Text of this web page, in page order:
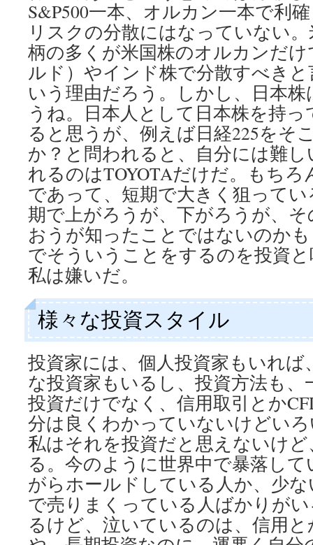
S&P500一本、オルカン一本で利
リスクの分散にはなっていない
柄の多くが米国株のオルカンだ
ルド）やインド株で分散すべき
いう理由だろう。しかし、日本
うね。日本人として日本株を持
ると思うが、例えば日経225をそ
か？と問われると、自分には難
れるのはTOYOTAだけだ。もち
であって、短期で大きく狙って
期で上がろうが、下がろうが、
おうが知ったことではないのか
でそういうことをするのを投資
私は嫌いだ。
様々な投資スタイル
投資家には、個人投資家もいれば
な投資家もいるし、投資方法も、
投資だけでなく、信用取引とか
分は良くわかっていないけどい
私はそれを投資だと思えないけ
る。今のように世界中で暴落し
がらホールドしている人か、少
で売りまくっている人ばかりが
るけど、泣いているのは、信用